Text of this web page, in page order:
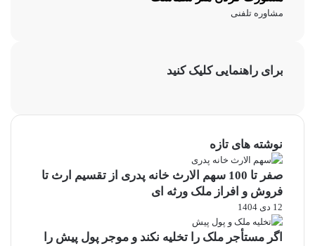
مشاوره تلفنی
برای راهنمایی کلیک کنید
نوشته های تازه
صفر تا 100 سهم الارث خانه پدری از تقسیم ارث تا
فروش و افراز ملک ورثه ای
12 دی 1404
اگر مستأجر ملک را تخلیه نکند و موجر پول پیش را